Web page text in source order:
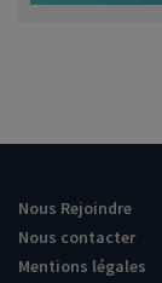
Nous Rejoindre
Nous contacter
Mentions légales